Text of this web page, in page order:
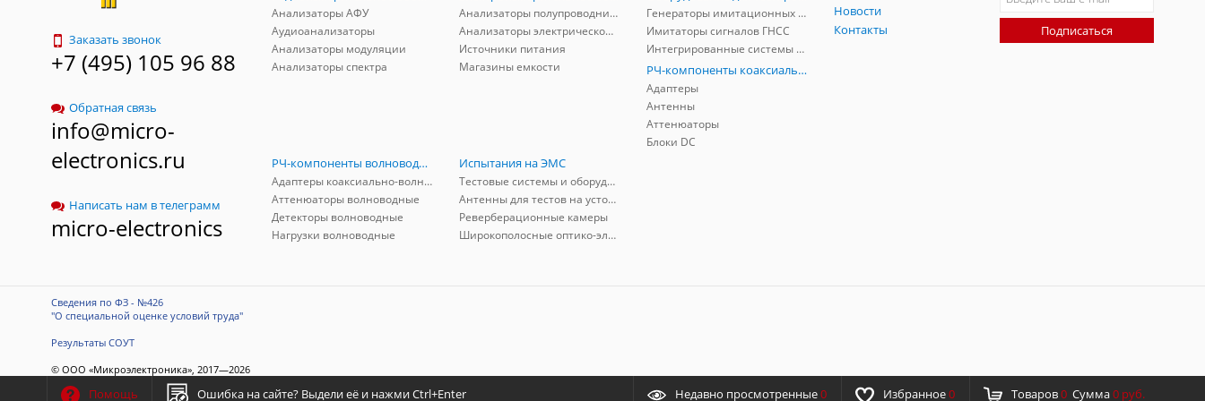
Заказать звонок
+7 (495) 105 96 88
Обратная связь
info@micro-
electronics.ru
Написать нам в телеграмм
micro-electronics
Анализаторы АФУ
Аудиоанализаторы
Анализаторы модуляции
Анализаторы спектра
Анализаторы полупроводников
Анализаторы электрической мощности
Источники питания
Магазины емкости
Генераторы имитационных и заградительных помех
Имитаторы сигналов ГНСС
Интегрированные системы защиты от ГНСС-помех
РЧ-компоненты коаксиальные
Адаптеры
Антенны
Аттенюаторы
Блоки DC
РЧ-компоненты волноводные
Адаптеры коаксиально-волноводные
Аттенюаторы волноводные
Детекторы волноводные
Нагрузки волноводные
Испытания на ЭМС
Тестовые системы и оборудование
Антенны для тестов на устойчивость к ЭМП
Реверберационные камеры
Широкополосные оптико-электрические линии
Новости
Контакты
Подписаться
Сведения по ФЗ - №426
"О специальной оценке условий труда"
Результаты СОУТ
© ООО «Микроэлектроника», 2017—2026
Разработка сайта
ITConstruct
Помощь Ошибка на сайте? Выдели её и нажми Ctrl+Enter Недавно просмотренные0 Избранное0 Товаров0 Сумма0 руб.